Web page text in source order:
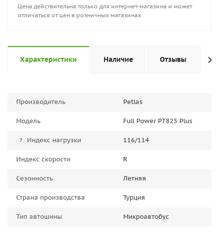
Цена действительна только для интернет-магазина и может
отличаться от цен в розничных магазинах
Характеристики Наличие Отзывы
Производитель Petlas
Модель Full Power PT825 Plus
? Индекс нагрузки 116/114
Индекс скорости R
Сезонность Летняя
Страна производства Турция
Тип автошины Микроавтобус